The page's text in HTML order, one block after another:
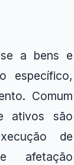
a bens e
específico,
Comum
ativos são
de
afetação